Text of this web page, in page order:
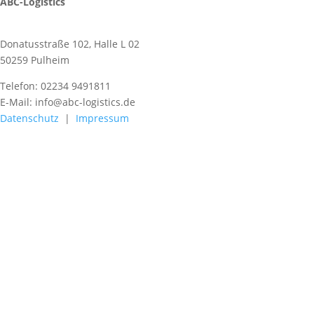
Donatusstraße 102, Halle L 02
50259 Pulheim
Telefon: 02234 9491811
E-Mail: info@abc-logistics.de
Datenschutz | Impressum